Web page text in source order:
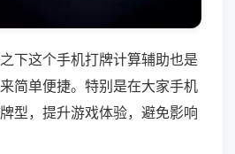
下这个手机打牌计算辅助也是
简单便捷。特别是在大家手机
型，提升游戏体验，避免影响